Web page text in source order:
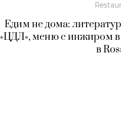
Едим не дома:
«ЦДЛ», меню с инжиром
в